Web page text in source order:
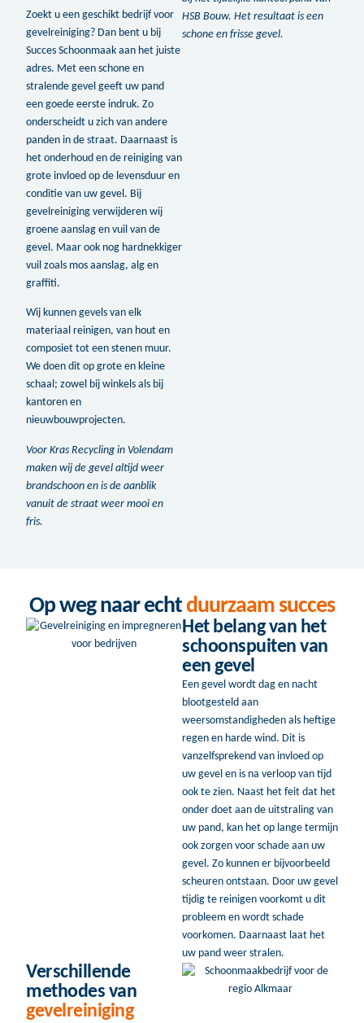
Zoekt u een geschikt bedrijf voor
gevelreiniging? Dan bent u bij
Succes Schoonmaak aan het juiste
adres. Met een schone en
stralende gevel geeft uw pand
een goede eerste indruk. Zo
onderscheidt u zich van andere
panden in de straat. Daarnaast is
het onderhoud en de reiniging van
grote invloed op de levensduur en
conditie van uw gevel. Bij
gevelreiniging verwijderen wij
groene aanslag en vuil van de
gevel. Maar ook nog hardnekkiger
vuil zoals mos aanslag, alg en
graffiti.
Wij kunnen gevels van elk
materiaal reinigen, van hout en
composiet tot een stenen muur.
We doen dit op grote en kleine
schaal; zowel bij winkels als bij
kantoren en
nieuwbouwprojecten.
Voor Kras Recycling in Volendam
maken wij de gevel altijd weer
brandschoon en is de aanblik
vanuit de straat weer mooi en
fris.
HSB Bouw. Het resultaat is een
schone en frisse gevel.
Op weg naar echtduurzaam succes
Het belang van het
schoonspuiten van
een gevel
Een gevel wordt dag en nacht
blootgesteld aan
weersomstandigheden als heftige
regen en harde wind. Dit is
vanzelfsprekend van invloed op
uw gevel en is na verloop van tijd
ook te zien. Naast het feit dat het
onder doet aan de uitstraling van
uw pand, kan het op lange termijn
ook zorgen voor schade aan uw
gevel. Zo kunnen er bijvoorbeeld
scheuren ontstaan. Door uw gevel
tijdig te reinigen voorkomt u dit
probleem en wordt schade
voorkomen. Daarnaast laat het
uw pand weer stralen.
Verschillende
methodes van
gevelreiniging